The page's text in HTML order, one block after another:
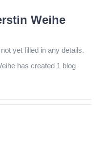
Weihe
yet filled in any details.
has created 1 blog